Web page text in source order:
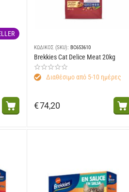
ΚΩΔΙΚΟΣ (SKU): BC653610
Brekkies Cat Delice Meat 20kg
Διαθέσιμο από 5-10 ημέρες
€74,20